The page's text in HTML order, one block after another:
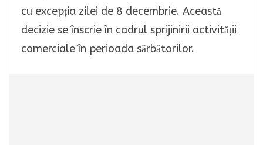
cu excepția zilei de 8 decembrie. Această
decizie se înscrie în cadrul sprijinirii activității
comerciale în perioada sărbătorilor.